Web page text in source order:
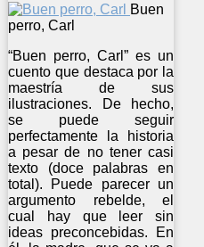
Buen
perro, Carl
“Buen perro, Carl” es un
cuento que destaca por la
maestría de sus
ilustraciones. De hecho,
se puede seguir
perfectamente la historia
a pesar de no tener casi
texto (doce palabras en
total). Puede parecer un
argumento rebelde, el
cual hay que leer sin
ideas preconcebidas. En